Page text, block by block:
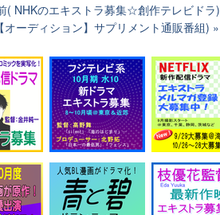
( NHKのエキストラ募集☆創作テレビドラ)
オーディション】サプリメント通販番組)